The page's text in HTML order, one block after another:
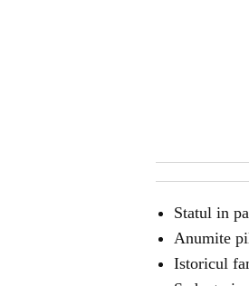
Statul in
Anumite
Istoricul